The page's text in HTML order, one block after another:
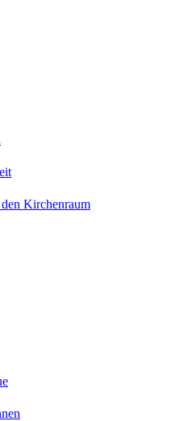
Kirchenraum